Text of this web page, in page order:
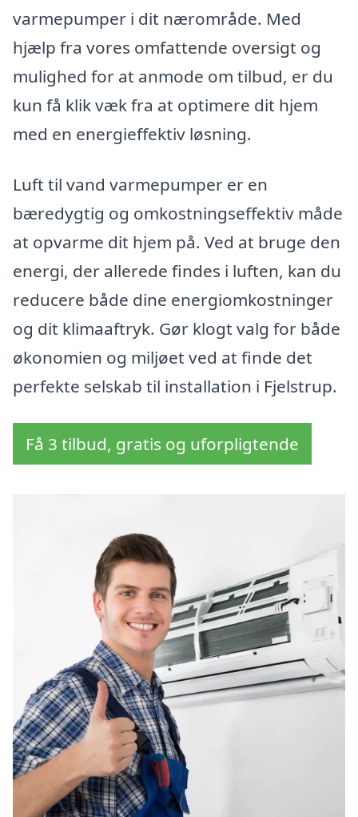
varmepumper i dit nærområde. Med
hjælp fra vores omfattende oversigt og
mulighed for at anmode om tilbud, er du
kun få klik væk fra at optimere dit hjem
med en energieffektiv løsning.
Luft til vand varmepumper er en
bæredygtig og omkostningseffektiv måde
at opvarme dit hjem på. Ved at bruge den
energi, der allerede findes i luften, kan du
reducere både dine energiomkostninger
og dit klimaaftryk. Gør klogt valg for både
økonomien og miljøet ved at finde det
perfekte selskab til installation i Fjelstrup.
Få 3 tilbud, gratis og uforpligtende